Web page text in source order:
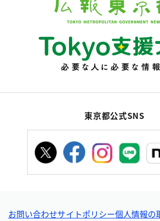
東京都公式SNS
お問い合わせサイトポリシー個人情報の